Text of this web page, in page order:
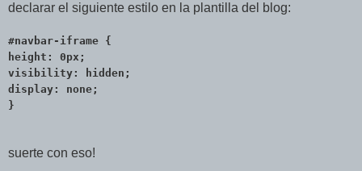
declarar el siguiente estilo en la plantilla del blog:
#navbar-iframe {
height: 0px;
visibility: hidden;
display: none;
}
suerte con eso!